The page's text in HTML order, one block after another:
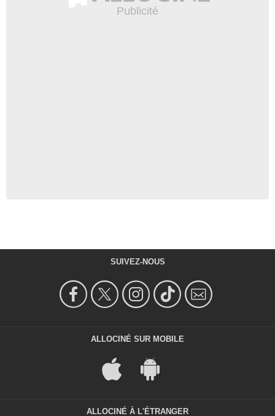
SUIVEZ-NOUS
ALLOCINÉ SUR MOBILE
ALLOCINÉ À L'ÉTRANGER